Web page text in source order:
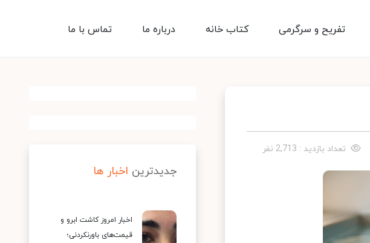
تماس با ما درباره ما کتاب خانه تفریح و سرگرمی
تعداد بازدید : 2,713 نفر
جدیدترین اخبار ها
اخبار امروز کاشت ابرو و
قیمت‌های باورنکردنی؛